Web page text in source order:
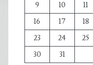
9
10 11
16
17 18
23
24 25
30
31